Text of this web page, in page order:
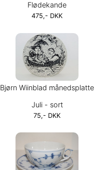
Flødekande
475,- DKK
Bjørn Wiinblad månedsplatte
Juli - sort
75,- DKK